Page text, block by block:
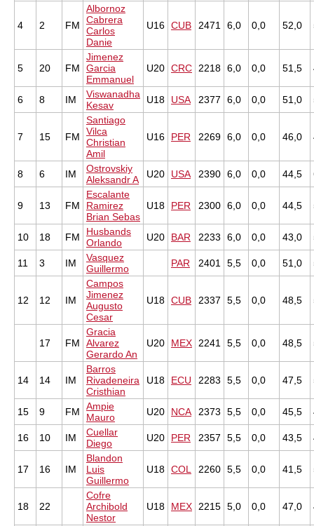
4 2 FM
Albornoz
Cabrera
Carlos
Danie
U16 CUB 2471 6,0 0,0 52,0
5 20 FM
Jimenez
Garcia
Emmanuel
U20 CRC 2218 6,0 0,0 51,5
6 8 IM
Viswanadha
Kesav
U18 USA 2377 6,0 0,0 51,0
7 15 FM
Santiago
Vilca
Christian
Amil
U16 PER 2269 6,0 0,0 46,0
8 6 IM
Ostrovskiy
Aleksandr A
U20 USA 2390 6,0 0,0 44,5
9 13 FM
Escalante
Ramirez
Brian Sebas
U18 PER 2300 6,0 0,0 44,5
10 18 FM
Husbands
Orlando
U20 BAR 2233 6,0 0,0 43,0
11 3 IM
Vasquez
Guillermo
PAR 2401 5,5 0,0 51,0
12 12 IM
Campos
Jimenez
Augusto
Cesar
U18 CUB 2337 5,5 0,0 48,5
17 FM
Gracia
Alvarez
Gerardo An
U20 MEX 2241 5,5 0,0 48,5
14 14 IM
Barros
Rivadeneira
Cristhian
U18 ECU 2283 5,5 0,0 47,5
15 9 FM
Ampie
Mauro
U20 NCA 2373 5,5 0,0 45,5
16 10 IM
Cuellar
Diego
U20 PER 2357 5,5 0,0 43,5
17 16 IM
Blandon
Luis
Guillermo
U18 COL 2260 5,5 0,0 41,5
18 22
Cofre
Archibold
Nestor
U18 MEX 2215 5,0 0,0 47,0